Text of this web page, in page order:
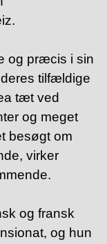
og præcis i sin
tilfældige
tæt ved
og meget
besøgt om
virker
og fransk
og hun